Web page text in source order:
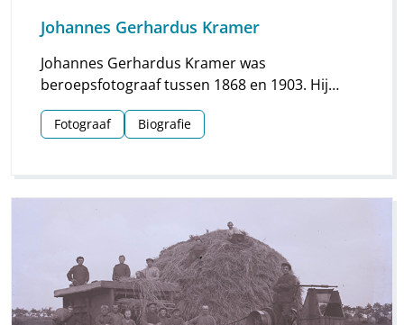
Johannes Gerhardus Kramer
Johannes Gerhardus Kramer was
beroepsfotograaf tussen 1868 en 1903. Hij
maakte vooral foto’s in Groningen, maar hij
streek ook meermaals neer in Drenthe. Vooral
Fotograaf Biografie